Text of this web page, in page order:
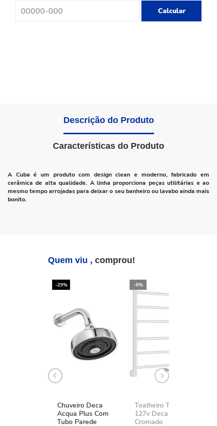
Calcular
Descrição do Produto
Características do Produto
A Cuba é um produto com design clean e moderno, fabricado em
cerâmica de alta qualidade. A linha proporciona peças utilitárias e ao
mesmo tempo arrojadas para deixar o seu banheiro ou lavabo ainda mais
bonito.
Quem viu , comprou!
-29%
Chuveiro Deca
Acqua Plus Com
Tubo Parede
-6%
Toalheiro Térmico
127v Deca You
Cromado